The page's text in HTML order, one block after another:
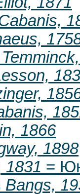
1866
1898
1831 =
Bangs,